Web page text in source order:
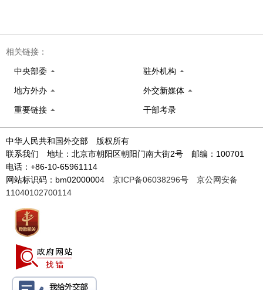
相关链接：
中央部委 驻外机构
地方外办 外交新媒体
重要链接 干部考录
中华人民共和国外交部 版权所有
联系我们 地址：北京市朝阳区朝阳门南大街2号 邮编：100701
电话：+86-10-65961114
网站标识码：bm02000004 京ICP备06038296号
京公网安备
11040102700114